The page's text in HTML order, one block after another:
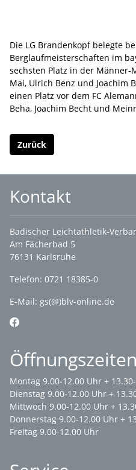
Die LG Brandenkopf belegte
Berglaufmeisterschaften im
sechsten Platz in der
Mai, Ulrich Benz und Joachim
einen Platz vor dem FC
Beha, Joachim Becht und
Zurück
Kontakt
Badischer Leichtathletik-
Am Fächerbad 5
76131 Karlsruhe
Telefon: 0721 18385-0
E-Mail: gs(@)blv-online.de
Öffnungszeiten
Montag 9.00-12.00 Uhr +
Dienstag 9.00-12.00 Uhr +
Mittwoch 9.00-12.00 Uhr +
Donnerstag 9.00-12.00 Uhr +
Freitag 9.00-12.00 Uhr